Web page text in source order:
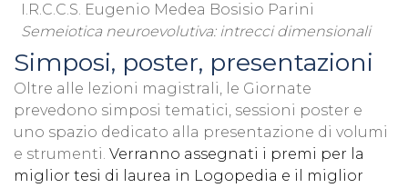
I.R.C.C.S. Eugenio Medea Bosisio Parini
Semeiotica neuroevolutiva: intrecci dimensionali
Simposi, poster, presentazioni
Oltre alle lezioni magistrali, le Giornate
prevedono simposi tematici, sessioni poster e
uno spazio dedicato alla presentazione di volumi
e strumenti. Verranno assegnati i premi per la
miglior tesi di laurea in Logopedia e il miglior